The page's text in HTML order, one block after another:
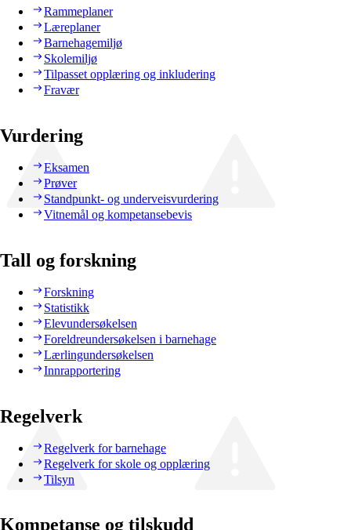
Rammeplaner
Læreplaner
Barnehagemiljø
Skolemiljø
Tilpasset opplæring og inkludering
Fravær
Vurdering
Eksamen
Prøver
Standpunkt- og underveisvurdering
Vitnemål og kompetansebevis
Tall og forskning
Forskning
Statistikk
Elevundersøkelsen
Foreldreundersøkelsen i barnehage
Lærlingundersøkelsen
Innrapportering
Regelverk
Regelverk for barnehage
Regelverk for skole og opplæring
Tilsyn
Kompetanse og tilskudd